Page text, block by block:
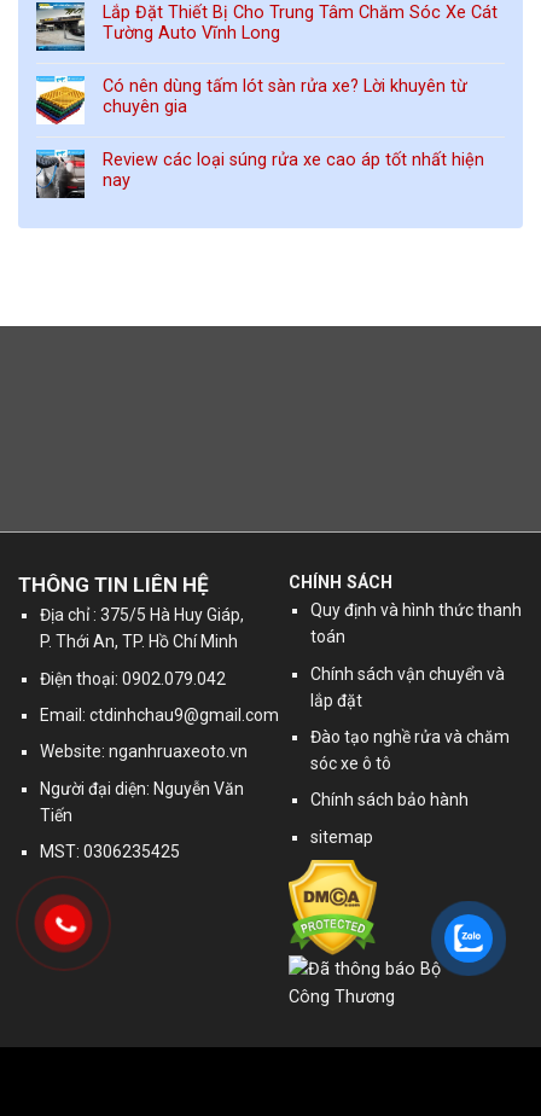
Lắp Đặt Thiết Bị Cho Trung Tâm Chăm Sóc Xe Cát
Tường Auto Vĩnh Long
Có nên dùng tấm lót sàn rửa xe? Lời khuyên từ
chuyên gia
Review các loại súng rửa xe cao áp tốt nhất hiện
nay
THÔNG TIN LIÊN HỆ
Địa chỉ : 375/5 Hà Huy Giáp,
P. Thới An, TP. Hồ Chí Minh
Điện thoại: 0902.079.042
Email:ctdinhchau9@gmail.com
Website: nganhruaxeoto.vn
Người đại diện: Nguyễn Văn
Tiến
MST: 0306235425
CHÍNH SÁCH
Quy định và hình thức thanh
toán
Chính sách vận chuyển và
lắp đặt
Đào tạo nghề rửa và chăm
sóc xe ô tô
Chính sách bảo hành
sitemap